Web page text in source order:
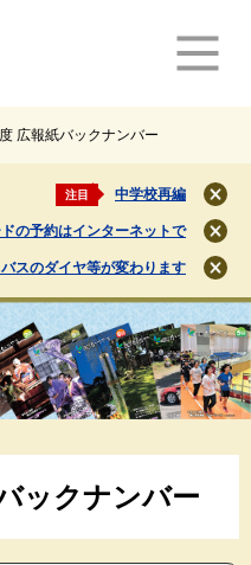
広報紙バックナンバー
注目 中学校再編
閉
じ
る
の予約はインターネットで
閉
じ
る
スのダイヤ等が変わります
閉
じ
る
ックナンバー